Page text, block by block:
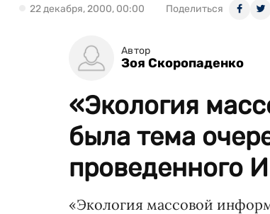
22 декабря, 2000, 00:00 Поделиться
Автор
Зоя Скоропаденко
«Экология
была тема
проведенного
«Экология массовой